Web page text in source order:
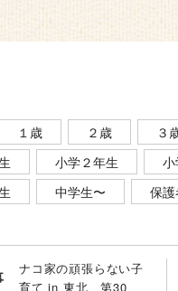
１歳 ２歳
３
小学２年生
中学生〜 保
ナコ家の頑張らない子
育て in 東北 第30